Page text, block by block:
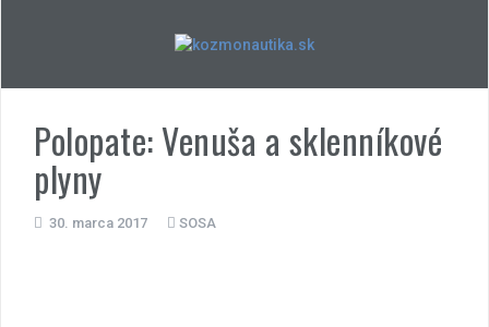
Polopate: Venuša a sklenníkové
plyny
30. marca 2017 SOSA